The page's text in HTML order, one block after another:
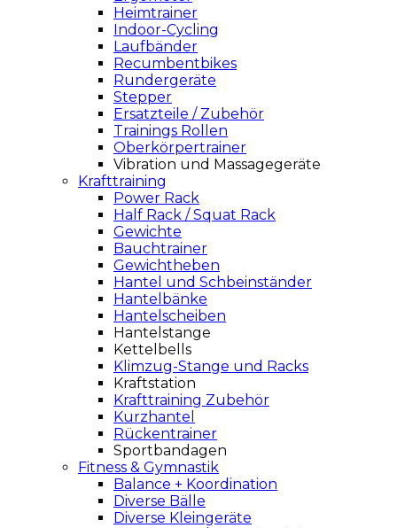
Heimtrainer
Indoor-Cycling
Laufbänder
Recumbentbikes
Rundergeräte
Stepper
Ersatzteile / Zubehör
Trainings Rollen
Oberkörpertrainer
Vibration und Massagegeräte
Krafttraining
Power Rack
Half Rack / Squat Rack
Gewichte
Bauchtrainer
Gewichtheben
Hantel und Schbeinständer
Hantelbänke
Hantelscheiben
Hantelstange
Kettelbells
Klimzug-Stange und Racks
Kraftstation
Krafttraining Zubehör
Kurzhantel
Rückentrainer
Sportbandagen
Fitness & Gymnastik
Balance + Koordination
Diverse Bälle
Diverse Kleingeräte